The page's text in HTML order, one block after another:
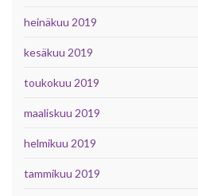
heinäkuu 2019
kesäkuu 2019
toukokuu 2019
maaliskuu 2019
helmikuu 2019
tammikuu 2019